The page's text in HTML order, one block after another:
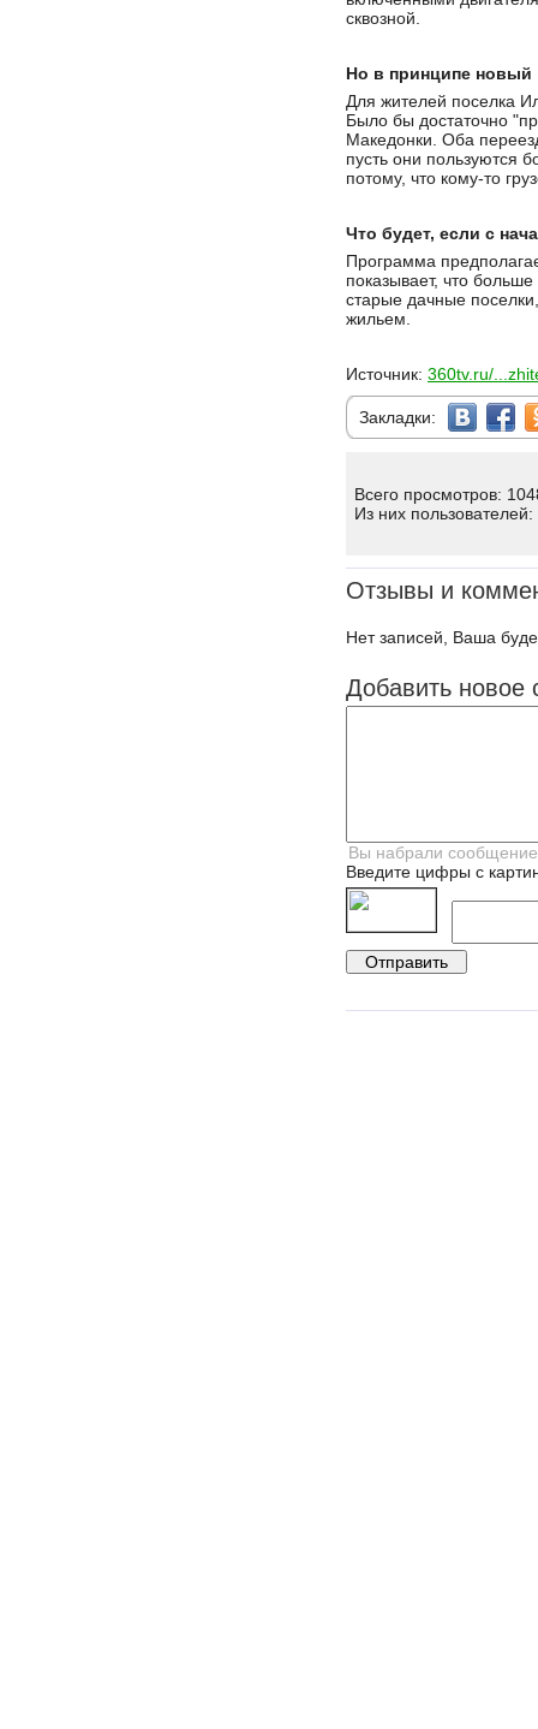
сквозной.
Но в принципе новый
Для жителей поселка
Было бы достаточно
Македонки. Оба
пусть они пользуются
потому, что кому-то
Что будет, если с
Программа
показывает, что
старые дачные
жильем.
Источник: 360tv.ru/
Закладки:
Всего просмотров:
Из них пользователей:
Отзывы и
Нет записей, Ваша
Добавить новое
Введите цифры с